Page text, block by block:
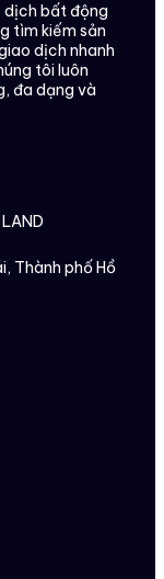
dịch bất động
tìm kiếm sản
dịch nhanh
tôi luôn
đa dạng và
Thành phố Hồ